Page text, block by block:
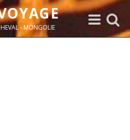
- MONGOLIE
Toggle
search
Toggle
navigation